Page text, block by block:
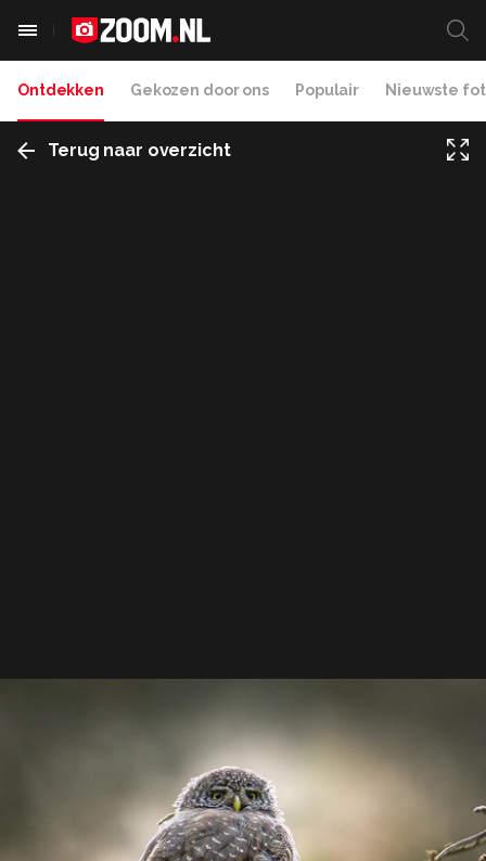
Ontdekken Gekozen door ons Populair Nieuwste
Terug naar overzicht